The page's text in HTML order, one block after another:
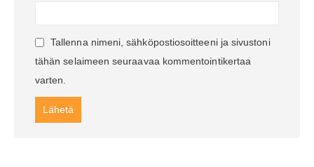
Tallenna nimeni, sähköpostiosoitteeni ja sivustoni
tähän selaimeen seuraavaa kommentointikertaa
varten.